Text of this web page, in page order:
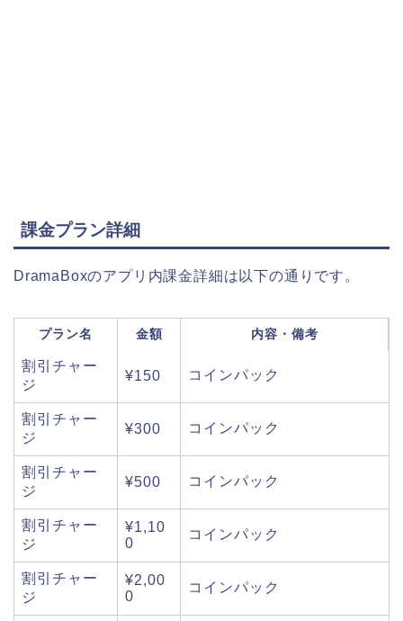
課金プラン詳細
DramaBoxのアプリ内課金詳細は以下の通りです。
プラン名 金額 内容・備考
割引チャー
ジ
¥150 コインパック
割引チャー
ジ
¥300 コインパック
割引チャー
ジ
¥500 コインパック
割引チャー
ジ
¥1,10
0
コインパック
割引チャー
ジ
¥2,00
0
コインパック